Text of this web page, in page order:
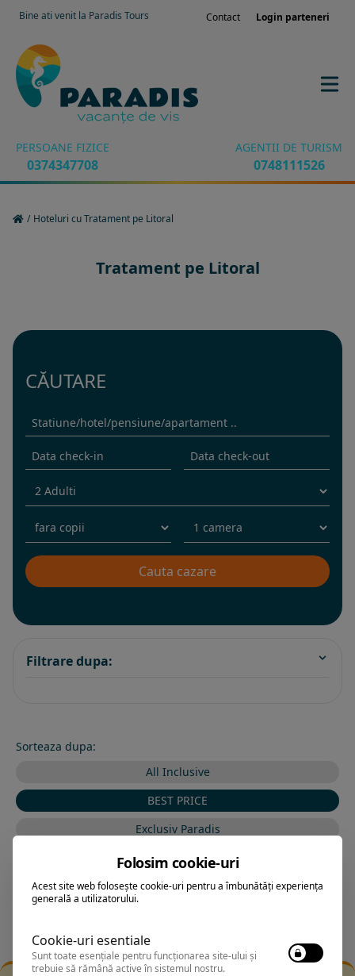
Bine ati venit la Paradis Tours Contact Login parteneri
PERSOANE FIZICE
0374347708
AGENTII DE TURISM
0748111526
/ Hoteluri cu Tratament pe Litoral
Tratament pe Litoral
CĂUTARE
Filtrare dupa:
Sorteaza dupa:
All Inclusive
BEST PRICE
Exclusiv Paradis
Stele 1-5
Stele 5-1
Folosim cookie-uri
Acest site web folosește cookie-uri pentru a îmbunătăți experiența
generală a utilizatorului.
Cookie-uri esentiale
Sunt toate esențiale pentru funcționarea site-ului și
trebuie să rămână active în sistemul nostru.